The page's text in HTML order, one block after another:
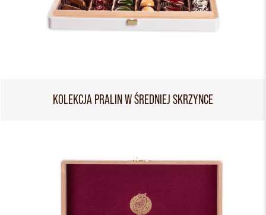
KOLEKCJA PRALIN W ŚREDNIEJ SKRZYNCE